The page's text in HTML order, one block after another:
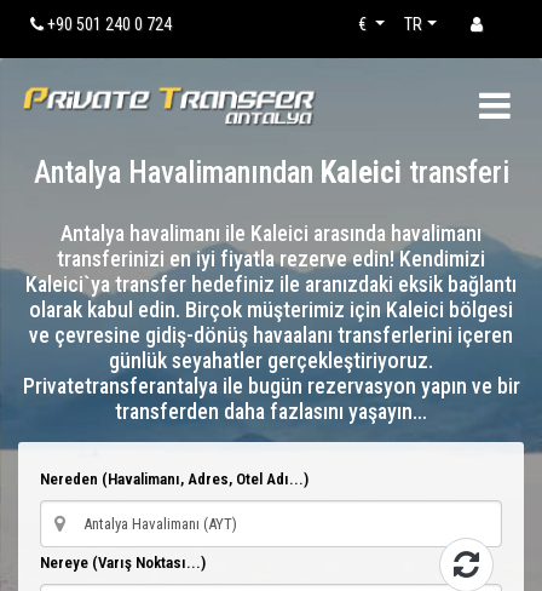
+90 501 240 0 724 TR
€
Antalya Havalimanından Kaleici transferi
Antalya havalimanı ile Kaleici arasında havalimanı
transferinizi en iyi fiyatla rezerve edin! Kendimizi
Kaleici`ya transfer hedefiniz ile aranızdaki eksik bağlantı
olarak kabul edin. Birçok müşterimiz için Kaleici bölgesi
ve çevresine gidiş-dönüş havaalanı transferlerini içeren
günlük seyahatler gerçekleştiriyoruz.
Privatetransferantalya ile bugün rezervasyon yapın ve bir
transferden daha fazlasını yaşayın…
Nereden (Havalimanı, Adres, Otel Adı...)
Nereye (Varış Noktası...)